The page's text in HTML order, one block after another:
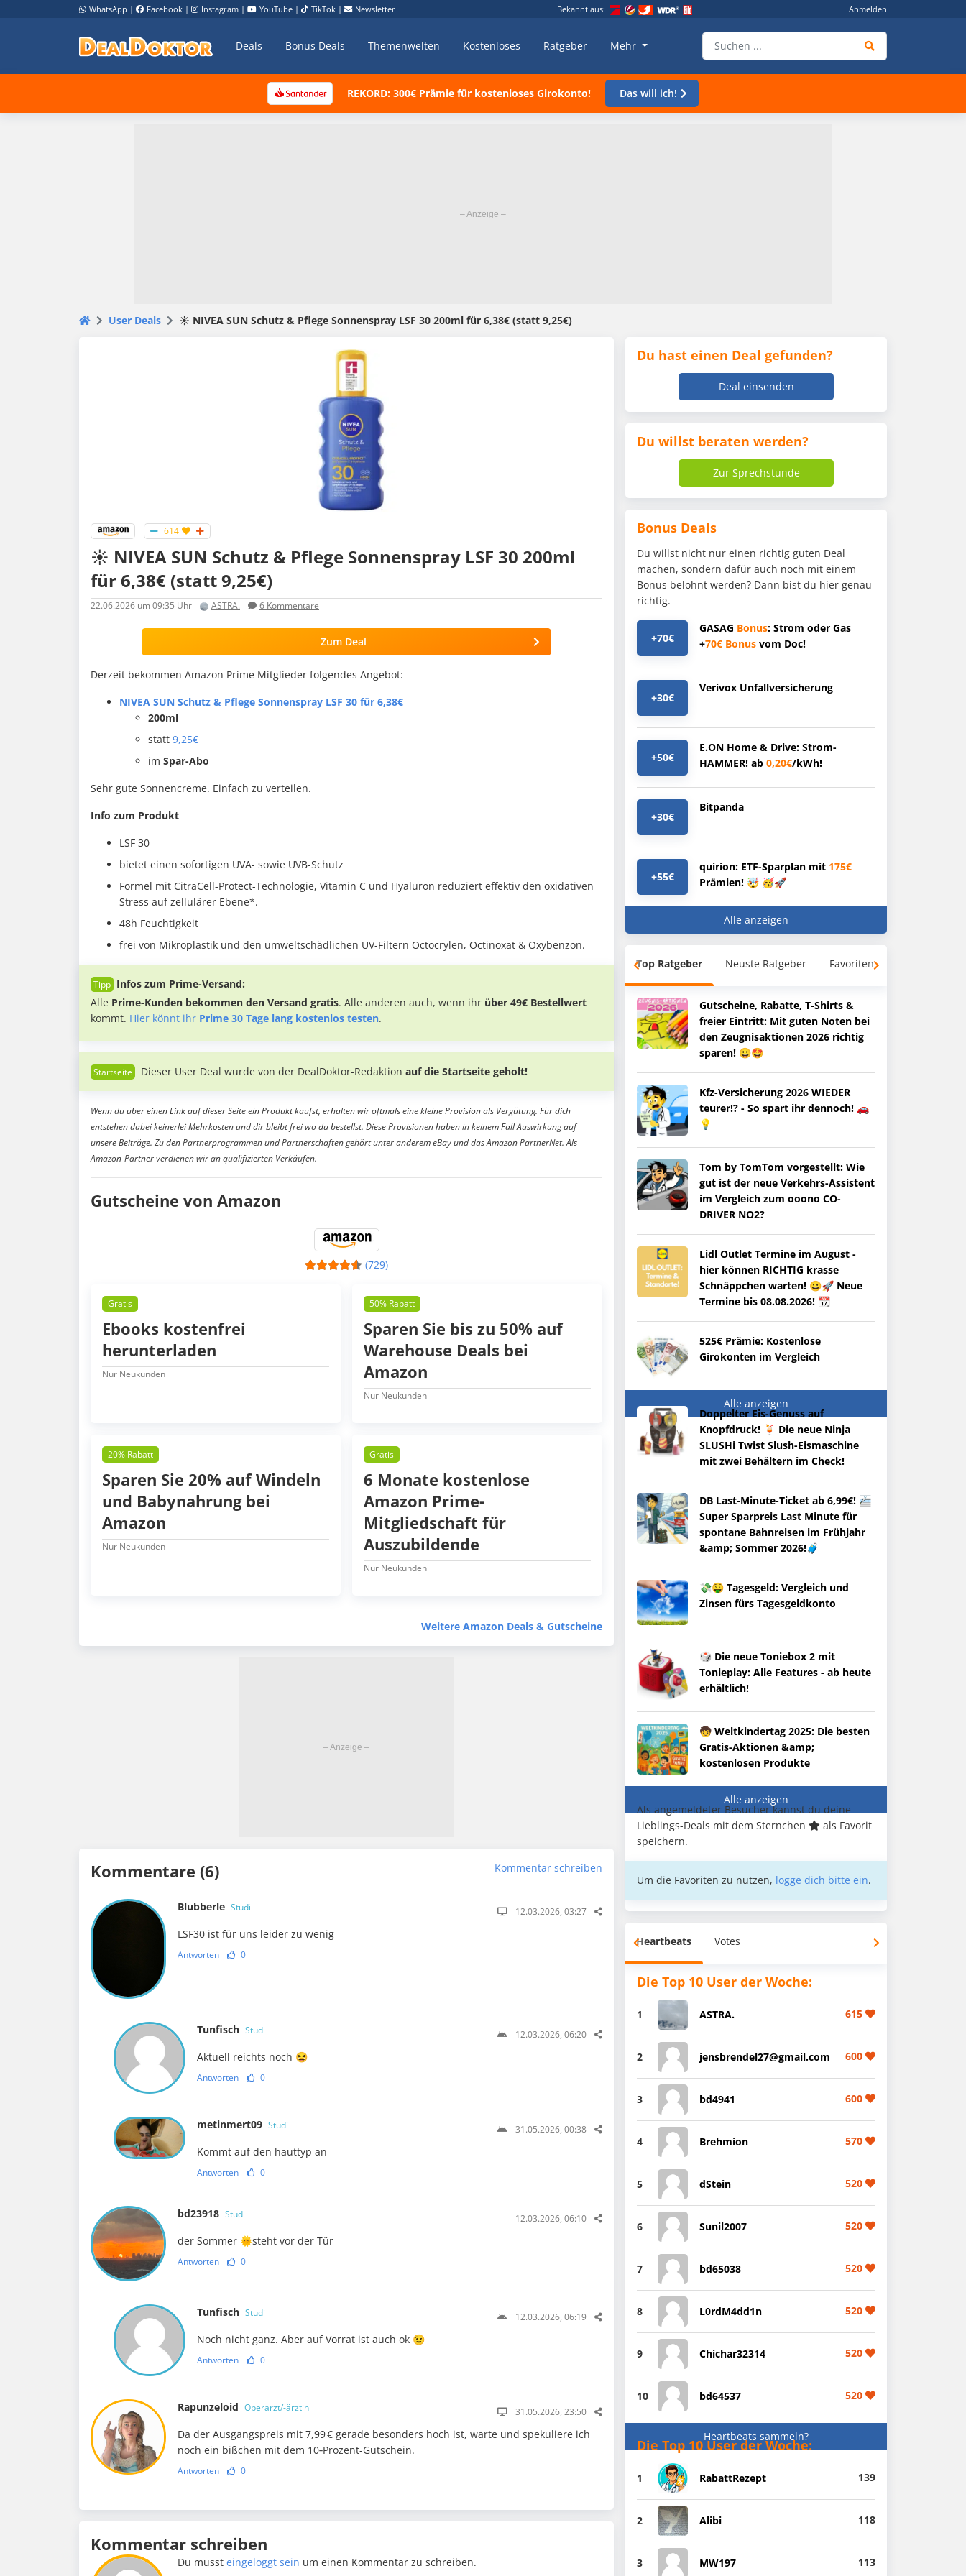
WhatsApp | Facebook | Instagram | YouTube | TikTok | Newsletter Bekannt aus: Anmelden
Deals Bonus Deals Themenwelten Kostenloses Ratgeber Mehr
REKORD: 300€ Prämie für kostenloses Girokonto! Das will ich!
User Deals ☀️ NIVEA SUN Schutz & Pflege Sonnenspray LSF 30 200ml für 6,38€ (statt 9,25€)
614
☀️ NIVEA SUN Schutz & Pflege Sonnenspray LSF 30 200ml
für 6,38€ (statt 9,25€)
22.06.2026 um 09:35 Uhr ASTRA. 6 Kommentare
Zum Deal
Derzeit bekommen Amazon Prime Mitglieder folgendes Angebot:
NIVEA SUN Schutz & Pflege Sonnenspray LSF 30 für 6,38€
200ml
statt 9,25€
im Spar-Abo
Sehr gute Sonnencreme. Einfach zu verteilen.
Info zum Produkt
LSF 30
bietet einen sofortigen UVA- sowie UVB-Schutz
Formel mit CitraCell-Protect-Technologie, Vitamin C und Hyaluron reduziert effektiv den oxidativen
Stress auf zellulärer Ebene*.
48h Feuchtigkeit
frei von Mikroplastik und den umweltschädlichen UV-Filtern Octocrylen, Octinoxat & Oxybenzon.
Infos zum Prime-Versand:
Alle Prime-Kunden bekommen den Versand gratis. Alle anderen auch, wenn ihr über 49€ Bestellwert
kommt. Hier könnt ihr Prime 30 Tage lang kostenlos testen.
Dieser User Deal wurde von der DealDoktor-Redaktion auf die Startseite geholt!
Wenn du über einen Link auf dieser Seite ein Produkt kaufst, erhalten wir oftmals eine kleine Provision als Vergütung. Für dich
entstehen dabei keinerlei Mehrkosten und dir bleibt frei wo du bestellst. Diese Provisionen haben in keinem Fall Auswirkung auf
unsere Beiträge. Zu den Partnerprogrammen und Partnerschaften gehört unter anderem eBay und das Amazon PartnerNet. Als
Amazon-Partner verdienen wir an qualifizierten Verkäufen.
Gutscheine von Amazon
(729)
Gratis
Ebooks kostenfrei
herunterladen
Nur Neukunden
50% Rabatt
Sparen Sie bis zu 50% auf
Warehouse Deals bei
Amazon
Nur Neukunden
20% Rabatt
Sparen Sie 20% auf Windeln
und Babynahrung bei
Amazon
Nur Neukunden
Gratis
6 Monate kostenlose
Amazon Prime-
Mitgliedschaft für
Auszubildende
Nur Neukunden
Weitere Amazon Deals & Gutscheine
Kommentare (6) Kommentar schreiben
Blubberle Studi 12.03.2026, 03:27
LSF30 ist für uns leider zu wenig
Antworten 0
Tunfisch Studi 12.03.2026, 06:20
Aktuell reichts noch 😆
Antworten 0
metinmert09 Studi 31.05.2026, 00:38
Kommt auf den hauttyp an
Antworten 0
bd23918 Studi 12.03.2026, 06:10
der Sommer 🌞steht vor der Tür
Antworten 0
Tunfisch Studi 12.03.2026, 06:19
Noch nicht ganz. Aber auf Vorrat ist auch ok 😉
Antworten 0
Rapunzeloid Oberarzt/-ärztin 31.05.2026, 23:50
Da der Ausgangspreis mit 7,99 € gerade besonders hoch ist, warte und spekuliere ich
noch ein bißchen mit dem 10‑Prozent-Gutschein.
Antworten 0
Kommentar schreiben
Du mussteingeloggt sein um einen Kommentar zu schreiben.
Du hast einen Deal gefunden?
Deal einsenden
Du willst beraten werden?
Zur Sprechstunde
Bonus Deals
Du willst nicht nur einen richtig guten Deal
machen, sondern dafür auch noch mit einem
Bonus belohnt werden? Dann bist du hier genau
richtig.
+70€
GASAG Bonus: Strom oder Gas
+70€ Bonus vom Doc!
+30€
Verivox Unfallversicherung
+50€
E.ON Home & Drive: Strom-
HAMMER! ab 0,20€/kWh!
+30€
Bitpanda
+55€
quirion: ETF-Sparplan mit 175€
Prämien! 🤯 🥳🚀
Alle anzeigen
Top Ratgeber Neuste Ratgeber Favoriten
Gutscheine, Rabatte, T-Shirts &
freier Eintritt: Mit guten Noten bei
den Zeugnisaktionen 2026 richtig
sparen! 😀🤩
Kfz-Versicherung 2026 WIEDER
teurer!? - So spart ihr dennoch! 🚗
💡
Tom by TomTom vorgestellt: Wie
gut ist der neue Verkehrs-Assistent
im Vergleich zum ooono CO-
DRIVER NO2?
Lidl Outlet Termine im August -
hier können RICHTIG krasse
Schnäppchen warten! 😀🚀 Neue
Termine bis 08.08.2026! 📆
525€ Prämie: Kostenlose
Girokonten im Vergleich
Alle anzeigen
Doppelter Eis-Genuss auf
Knopfdruck! 🍹 Die neue Ninja
SLUSHi Twist Slush-Eismaschine
mit zwei Behältern im Check!
DB Last-Minute-Ticket ab 6,99€! 🚈
Super Sparpreis Last Minute für
spontane Bahnreisen im Frühjahr
&amp; Sommer 2026!🧳
💸🤑 Tagesgeld: Vergleich und
Zinsen fürs Tagesgeldkonto
🎲 Die neue Toniebox 2 mit
Tonieplay: Alle Features - ab heute
erhältlich!
🧒 Weltkindertag 2025: Die besten
Gratis-Aktionen &amp;
kostenlosen Produkte
Alle anzeigen
Als angemeldeter Besucher kannst du deine
Lieblings-Deals mit dem Sternchen
als Favorit
speichern.
Um die Favoriten zu nutzen, logge dich bitte ein.
Heartbeats Votes
Die Top 10 User der Woche:
1 ASTRA. 615
2 jensbrendel27@gmail.com 600
3 bd4941 600
4 Brehmion 570
5 dStein 520
6 Sunil2007 520
7 bd65038 520
8 L0rdM4dd1n 520
9 Chichar32314 520
10 bd64537 520
Heartbeats sammeln?
Die Top 10 User der Woche:
1 RabattRezept 139
2 Alibi 118
3 MW197 113